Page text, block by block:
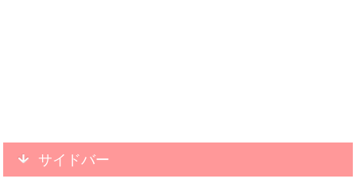
サイドバー